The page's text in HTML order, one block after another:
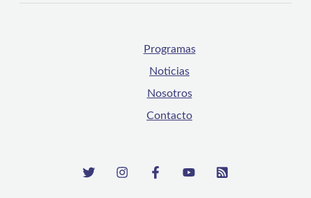
Programas
Noticias
Nosotros
Contacto